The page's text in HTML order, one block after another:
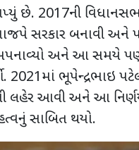
છે. 2017ની
સરકાર બનાવી અને
અને આ સમયે પણ
2021માં ભૂપેન્દ્રભાઇ
લહેર આવી અને આ નિર્ણય
સાબિત થયો.